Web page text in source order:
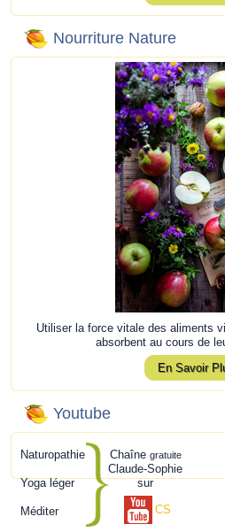
Nourriture Nature
Utiliser la force vitale des aliments
absorbent au cours de
En Savoir
Youtube
Naturopathie
Yoga léger
Méditer
Chaîne gratuite
Claude-Sophie
sur
CS